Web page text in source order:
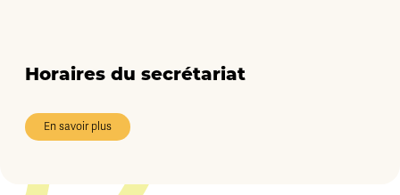
Horaires du secrétariat
En savoir plus